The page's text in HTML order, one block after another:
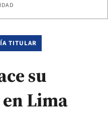
TITULAR
su
Lima